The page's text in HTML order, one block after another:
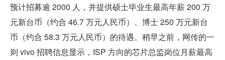
预计招募逾 2000 人，并提供硕士毕业生最高年薪 200 万
元新台币（约合 46.7 万元人民币）、博士 250 万元新台
币（约合 58.3 万元人民币）的待遇。稍早之前，网传的一
则 vivo 招聘信息显示，ISP 方向的芯片总监岗位月薪最高